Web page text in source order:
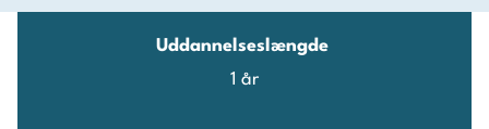
Uddannelseslængde
1 år